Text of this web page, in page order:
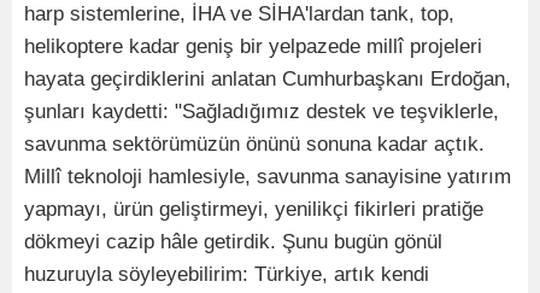
harp sistemlerine, İHA ve SİHA'lardan tank, top,
helikoptere kadar geniş bir yelpazede millî projeleri
hayata geçirdiklerini anlatan Cumhurbaşkanı Erdoğan,
şunları kaydetti: "Sağladığımız destek ve teşviklerle,
savunma sektörümüzün önünü sonuna kadar açtık.
Millî teknoloji hamlesiyle, savunma sanayisine yatırım
yapmayı, ürün geliştirmeyi, yenilikçi fikirleri pratiğe
dökmeyi cazip hâle getirdik. Şunu bugün gönül
huzuruyla söyleyebilirim: Türkiye, artık kendi